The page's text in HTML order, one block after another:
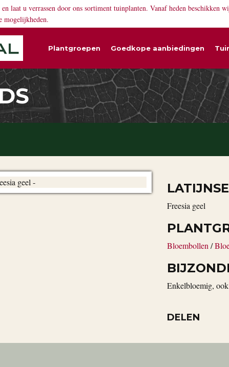
laat u verrassen door ons sortiment tuinplanten. Vanaf heden beschikken
mogelijkheden.
Plantgroepen Goedkope aanbiedingen
Freesia geel
Bloembollen /
Enkelbloemig,
DELEN